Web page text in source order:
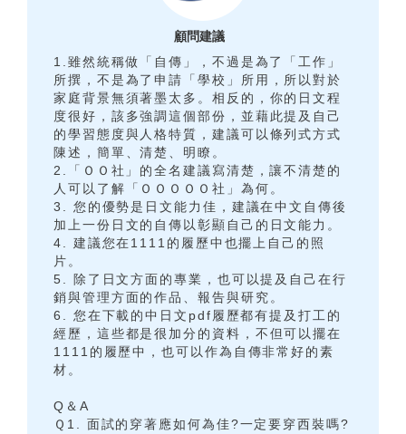
顧問建議
1.雖然統稱做「自傳」，不過是為了「工作」
所撰，不是為了申請「學校」所用，所以對於
家庭背景無須著墨太多。相反的，你的日文程
度很好，該多強調這個部份，並藉此提及自己
的學習態度與人格特質，建議可以條列式方式
陳述，簡單、清楚、明瞭。
2.「ＯＯ社」的全名建議寫清楚，讓不清楚的
人可以了解「ＯＯＯＯＯ社」為何。
3. 您的優勢是日文能力佳，建議在中文自傳後
加上一份日文的自傳以彰顯自己的日文能力。
4. 建議您在1111的履歷中也擺上自己的照
片。
5. 除了日文方面的專業，也可以提及自己在行
銷與管理方面的作品、報告與研究。
6. 您在下載的中日文pdf履歷都有提及打工的
經歷，這些都是很加分的資料，不但可以擺在
1111的履歷中，也可以作為自傳非常好的素
材。
Q＆A
Ｑ1. 面試的穿著應如何為佳?一定要穿西裝嗎?